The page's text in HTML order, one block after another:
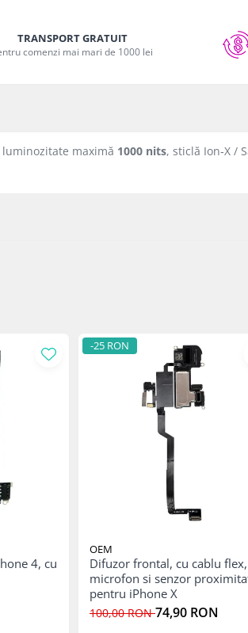
TRANSPORT GRATUIT
comenzi mai mari de 1000 lei
luminozitate maximă 1000 nits, sticlă Ion‑X /
4, cu
-25 RON
OEM
Difuzor frontal, cu cablu flex,
microfon si senzor
pentru iPhone X
100,00 RON74,90 RON